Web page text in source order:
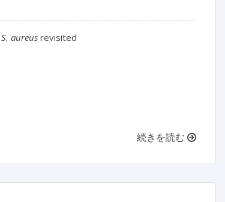
S. aureus revisited
続きを読む